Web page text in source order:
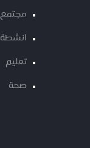
مجتمع
تعليم
صحة